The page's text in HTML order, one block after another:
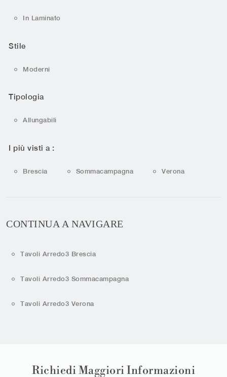
In Laminato
Stile
Moderni
Tipologia
Allungabili
I più visti a :
Brescia Sommacampagna Verona
CONTINUA A NAVIGARE
Tavoli Arredo3 Brescia
Tavoli Arredo3 Sommacampagna
Tavoli Arredo3 Verona
Richiedi Maggiori Informazioni